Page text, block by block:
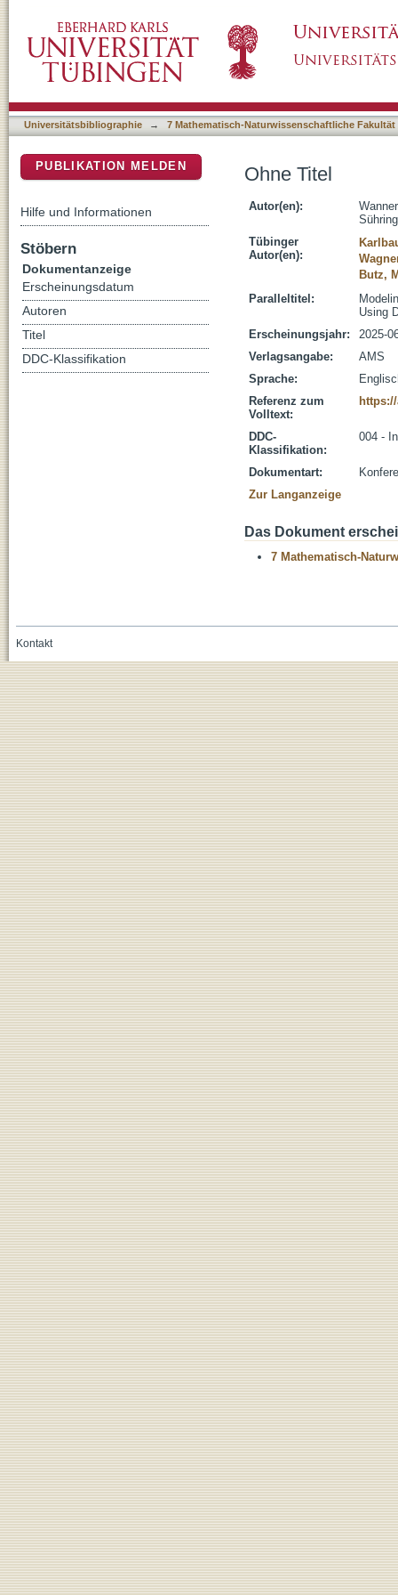
Universitätsbibliographie → 7 Mathematisch-Naturwissenschaftliche Fakultät
Ohne Titel
Autor(en):
Tübinger
Autor(en):
Butz,
Paralleltitel:
Using
Erscheinungsjahr:
2025-
Verlagsangabe:
AMS
Sprache:
Referenz zum
Volltext:
DDC-
Klassifikation:
004 -
Dokumentart:
Zur Langanzeige
Das Dokument
7 Mathematisch-
PUBLIKATION MELDEN
Hilfe und Informationen
Stöbern
Dokumentanzeige
Erscheinungsdatum
Autoren
Titel
DDC-Klassifikation
Kontakt